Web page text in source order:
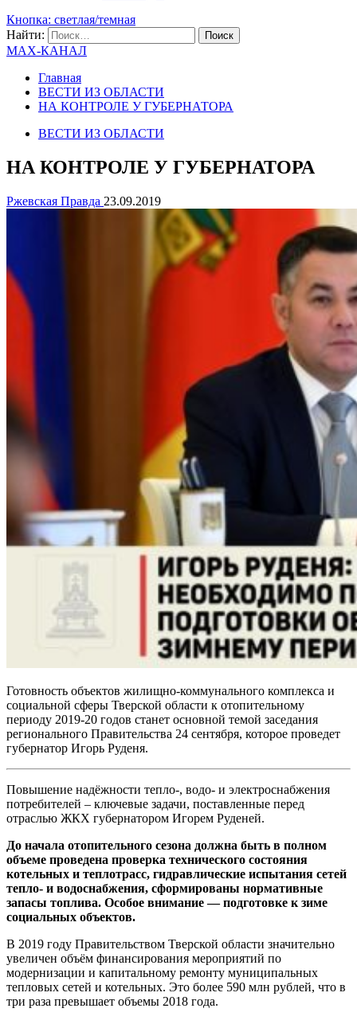
Кнопка: светлая/темная
Найти:
MAX-КАНАЛ
Главная
ВЕСТИ ИЗ ОБЛАСТИ
НА КОНТРОЛЕ У ГУБЕРНАТОРА
ВЕСТИ ИЗ ОБЛАСТИ
НА КОНТРОЛЕ У ГУБЕРНАТОРА
Ржевская Правда 23.09.2019
Готовность объектов жилищно-коммунального комплекса и
социальной сферы Тверской области к отопительному
периоду 2019-20 годов станет основной темой заседания
регионального Правительства 24 сентября, которое проведет
губернатор Игорь Руденя.
Повышение надёжности тепло-, водо- и электроснабжения
потребителей – ключевые задачи, поставленные перед
отраслью ЖКХ губернатором Игорем Руденей.
До начала отопительного сезона должна быть в полном
объеме проведена проверка технического состояния
котельных и теплотрасс, гидравлические испытания сетей
тепло- и водоснабжения, сформированы нормативные
запасы топлива. Особое внимание — подготовке к зиме
социальных объектов.
В 2019 году Правительством Тверской области значительно
увеличен объём финансирования мероприятий по
модернизации и капитальному ремонту муниципальных
тепловых сетей и котельных. Это более 590 млн рублей, что в
три раза превышает объемы 2018 года.